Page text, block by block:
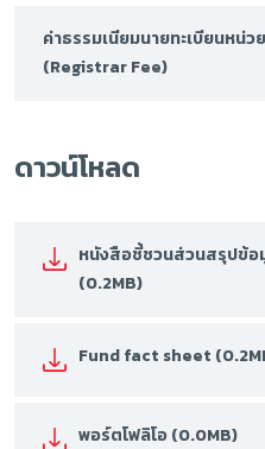
ค่าธรรมเนียมนายทะเบียนหน่ว
(Registrar Fee)
ดาวน์โหลด
หนังสือชี้ชวนส่วนสรุปข้
(0.2MB)
Fund fact sheet
พอร์ตโฟลิโอ (0.0MB)